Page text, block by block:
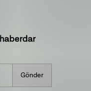
Gönder